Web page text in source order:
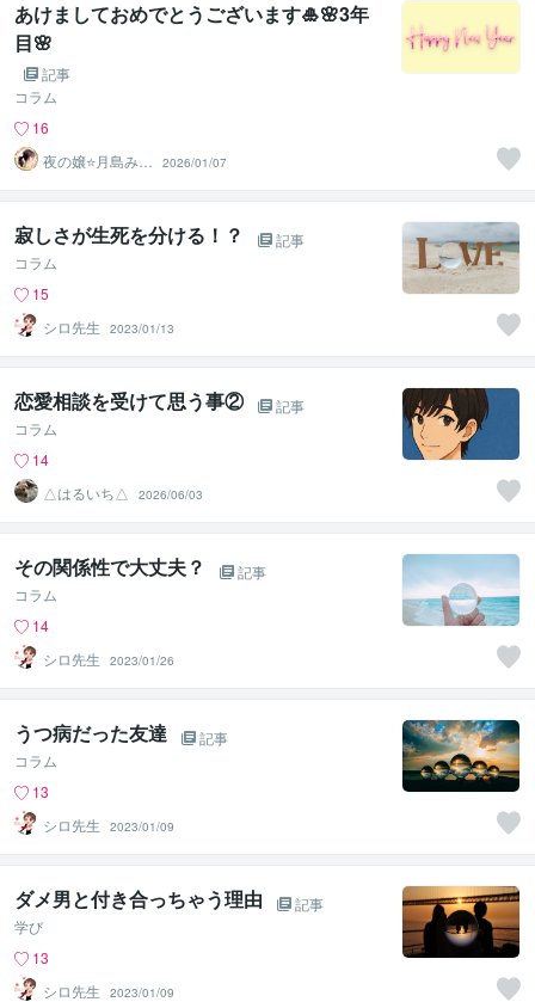
あけましておめでとうございます🎍🌸3年
目🌸
記事
コラム
16
夜の嬢⭐月島みと
｜複雑恋愛カウ
ンセラー
2026/01/07
寂しさが生死を分ける！？
記事
コラム
15
シロ先生
2023/01/13
恋愛相談を受けて思う事②
記事
コラム
14
△はるいち△
2026/06/03
その関係性で大丈夫？
記事
コラム
14
シロ先生
2023/01/26
うつ病だった友達
記事
コラム
13
シロ先生
2023/01/09
ダメ男と付き合っちゃう理由
記事
学び
13
シロ先生
2023/01/09